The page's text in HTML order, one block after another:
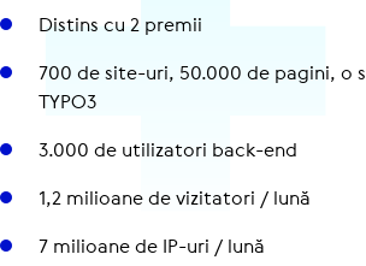
Distins cu 2 premii
700 de site-uri, 50.000 de pagini, o
TYPO3
3.000 de uti­li­za­tori back-end
1,2 milioane de vizi­ta­tori / lună
7 milioane de IP-uri / lună